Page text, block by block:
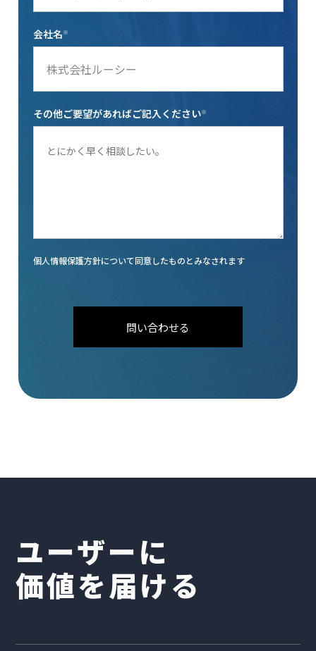
会社名※
その他ご要望があればご記入ください※
個人情報保護方針について同意したものとみなされます
問い合わせる
ユーザーに
価値を届ける